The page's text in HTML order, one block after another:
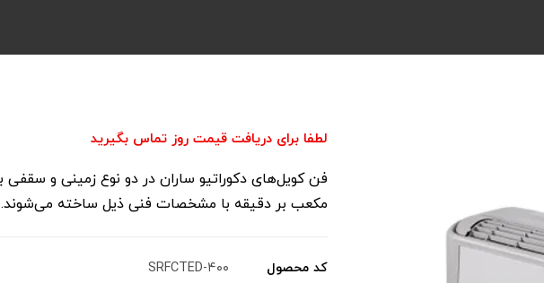
لطفا برای دریافت قیمت روز تماس بگیرید
مکعب بر دقیقه با مشخصات فنی ذیل ساخته می‌شوند.
کد محصول
SRFCTED-۴۰۰